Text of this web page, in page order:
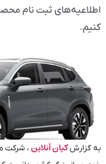
اطلاعیه‌های ثبت نام
کنیم.
به گزارشکیان آنلاین ، شرکت